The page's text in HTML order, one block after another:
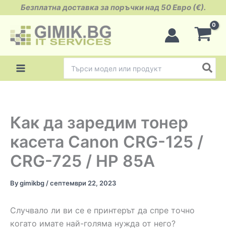
content
Безплатна доставка за поръчки над 50 Евро (€).
for:
Как да заредим тонер
касета Canon CRG-125 /
CRG-725 / HP 85A
Bygimikbg /септември 22, 2023
Случвало ли ви се е принтерът да спре точно
когато имате най-голяма нужда от него?